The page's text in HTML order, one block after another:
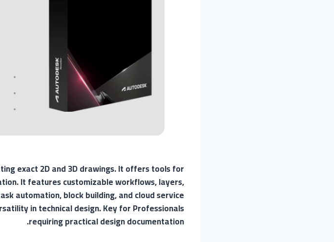
exact 2D and 3D drawings. It offers tools for
It features customizable workflows, layers,
automation, block building, and cloud service
in technical design. Key for Professionals
requiring practical design documentation.